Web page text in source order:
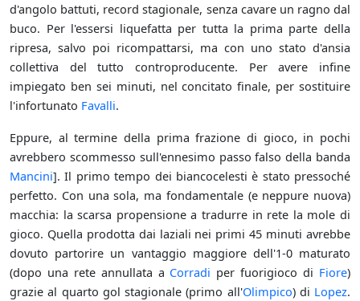
d'angolo battuti, record stagionale, senza cavare un ragno dal
buco. Per l'essersi liquefatta per tutta la prima parte della
ripresa, salvo poi ricompattarsi, ma con uno stato d'ansia
collettiva del tutto controproducente. Per avere infine
impiegato ben sei minuti, nel concitato finale, per sostituire
l'infortunato Favalli.
Eppure, al termine della prima frazione di gioco, in pochi
avrebbero scommesso sull'ennesimo passo falso della banda
Mancini]. Il primo tempo dei biancocelesti è stato pressoché
perfetto. Con una sola, ma fondamentale (e neppure nuova)
macchia: la scarsa propensione a tradurre in rete la mole di
gioco. Quella prodotta dai laziali nei primi 45 minuti avrebbe
dovuto partorire un vantaggio maggiore dell'1-0 maturato
(dopo una rete annullata a Corradi per fuorigioco di Fiore)
grazie al quarto gol stagionale (primo all'Olimpico) di Lopez.